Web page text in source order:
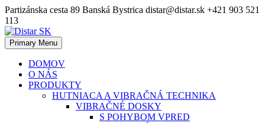
Skip
to
content
Partizánska cesta 89 Banská Bystrica distar@distar.sk +421 903 521
113
Distar SK
Priemyselná diamantová technika
Primary Menu
DOMOV
O NÁS
PRODUKTY
HUTNIACA A VIBRAČNÁ TECHNIKA
VIBRAČNÉ DOSKY
S POHYBOM VPRED